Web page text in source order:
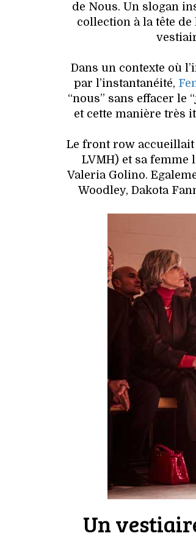
de Nous. Un slogan
collection à la tête
Dans un contexte où
par l’instantanéité,
“nous” sans effacer le
et cette manière très
Le front row accueillait
LVMH) et sa
Valeria Golino.
Woodley, Dakota
Un